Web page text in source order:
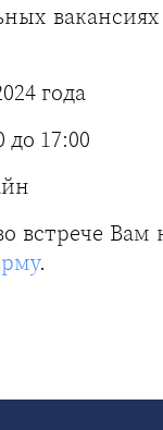
года
до 17:00
встрече Вам
.